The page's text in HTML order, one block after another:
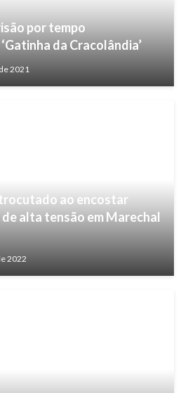
por tempo
da Cracolândia’
2021
ao encostar
alta tensão em Marechal
2022